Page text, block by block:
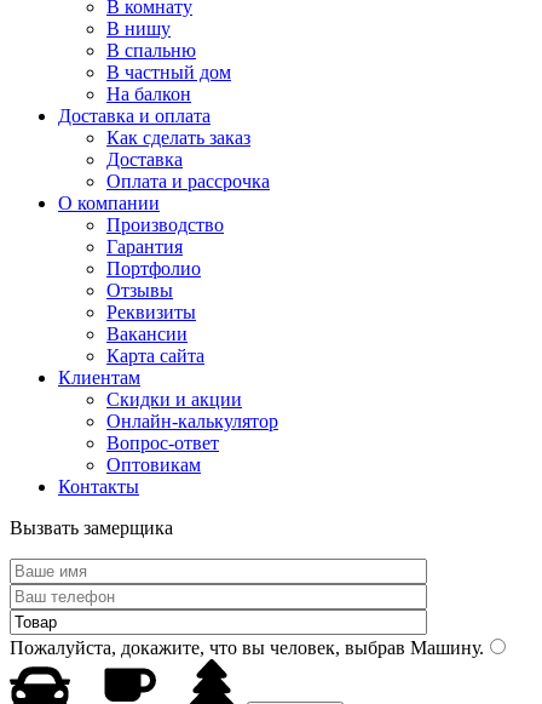
В комнату
В нишу
В спальню
В частный дом
На балкон
Доставка и оплата
Как сделать заказ
Доставка
Оплата и рассрочка
О компании
Производство
Гарантия
Портфолио
Отзывы
Реквизиты
Вакансии
Карта сайта
Клиентам
Скидки и акции
Онлайн-калькулятор
Вопрос-ответ
Оптовикам
Контакты
Вызвать замерщика
Пожалуйста, докажите, что вы человек, выбрав Машину.